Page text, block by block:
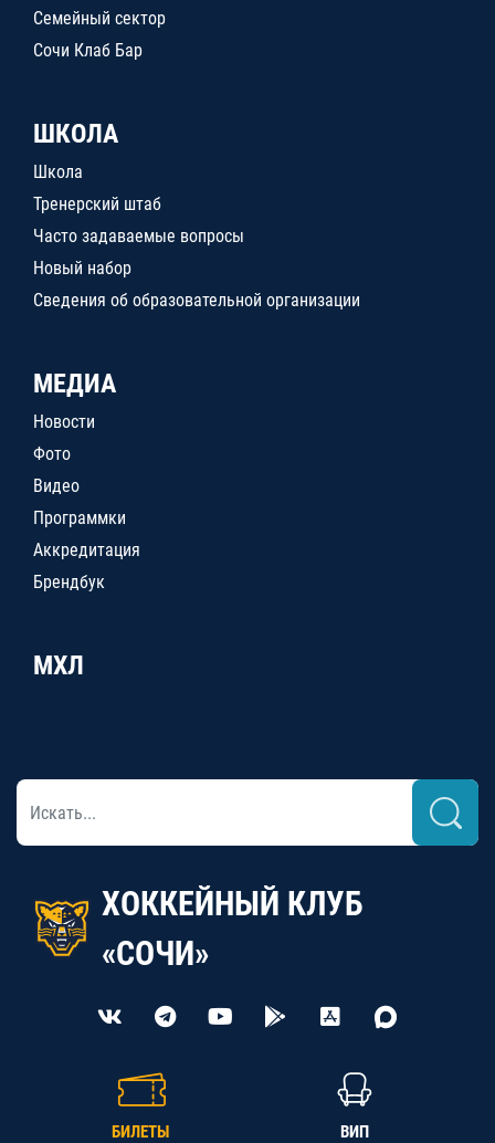
Семейный сектор
Сочи Клаб Бар
ШКОЛА
Школа
Тренерский штаб
Часто задаваемые вопросы
Новый набор
Сведения об образовательной организации
МЕДИА
Новости
Фото
Видео
Программки
Аккредитация
Брендбук
МХЛ
ХОККЕЙНЫЙ КЛУБ
«СОЧИ»
БИЛЕТЫ ВИП